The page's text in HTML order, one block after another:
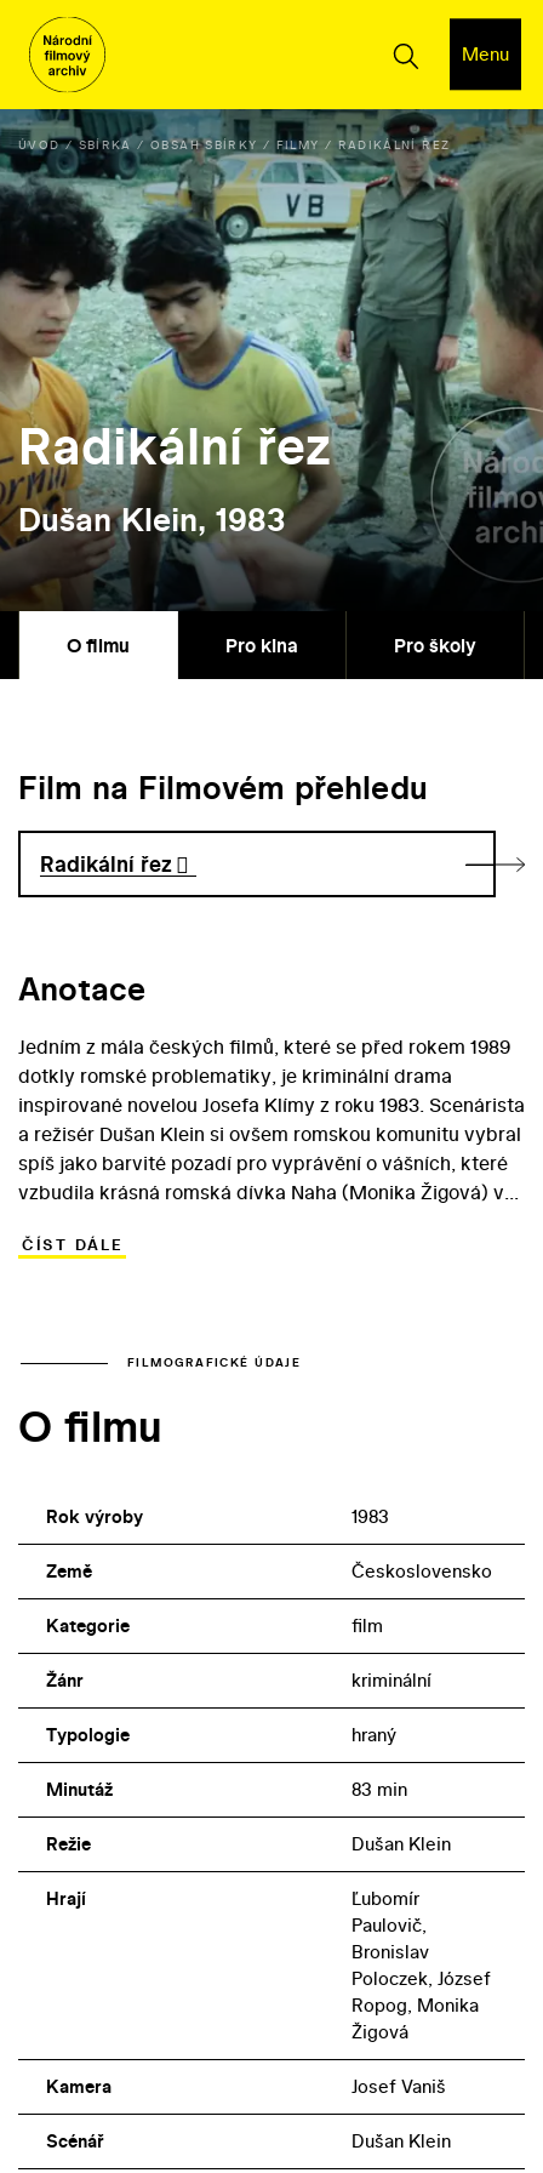
Menu
ÚVOD SBÍRKA OBSAH SBÍRKY FILMY RADIKÁLNÍ ŘEZ
Radikální řez
Dušan Klein, 1983
O filmu Pro kina Pro školy
Film na Filmovém přehledu
Radikální řez
Anotace
Jedním z mála českých filmů, které se před rokem 1989
dotkly romské problematiky, je kriminální drama
inspirované novelou Josefa Klímy z roku 1983. Scenárista
a režisér Dušan Klein si ovšem romskou komunitu vybral
spíš jako barvité pozadí pro vyprávění o vášních, které
vzbudila krásná romská dívka Naha (Monika Žigová) ve
Pavel jsou shodou okolností syny okresního projektanta
Vyšetřovatelé, z nichž jeden je romského původu,
komunitu… Ve snímku, který nabízí dobově podmíněný
ČÍST DÁLE
FILMOGRAFICKÉ ÚDAJE
O filmu
Rok výroby 1983
Země Československo
Kategorie film
Žánr kriminální
Typologie hraný
Minutáž 83 min
Režie Dušan Klein
Hrají
Ľubomír
Paulovič,
Bronislav
Poloczek, József
Ropog, Monika
Žigová
Kamera Josef Vaniš
Scénář Dušan Klein